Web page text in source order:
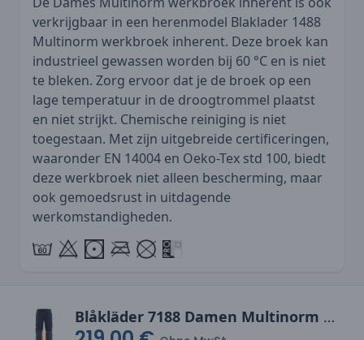
verkrijgbaar in een herenmodel Blaklader 1488
Multinorm werkbroek inherent. Deze broek kan
industrieel gewassen worden bij 60 °C en is niet
te bleken. Zorg ervoor dat je de broek op een
lage temperatuur in de droogtrommel plaatst
en niet strijkt. Chemische reiniging is niet
toegestaan. Met zijn uitgebreide certificeringen,
waaronder EN 14004 en Oeko-Tex std 100, biedt
deze werkbroek niet alleen bescherming, maar
ook gemoedsrust in uitdagende
werkomstandigheden.
Blåkläder 7188 Damen Multinorm Arbeitshose inhärent